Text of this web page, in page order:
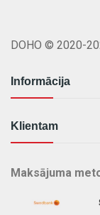
DOHO © 2020-
Informācija
Klientam
Maksājuma